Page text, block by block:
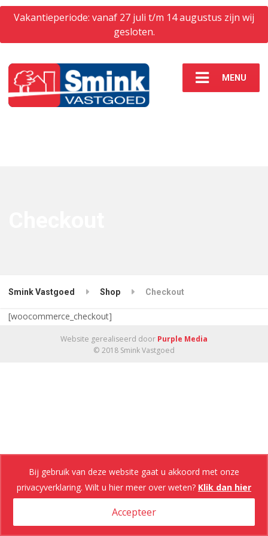
Vakantieperiode: vanaf 27 juli t/m 14 augustus zijn wij
gesloten.
MENU
Smink Vastgoed Shop Checkout
[woocommerce_checkout]
Website gerealiseerd door Purple Media
© 2018 Smink Vastgoed
Bij gebruik van deze website gaat u akkoord met onze
privacyverklaring. Wilt u hier meer over weten? Klik dan hier
Accepteer